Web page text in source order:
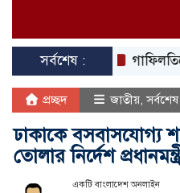
সর্বশেষ :গাফিলতিতে কঠোর
প্রচ্ছদ জাতীয়,সর্বশেষ
ঢাকাকে বসবাসযোগ্য
তোলার নির্দেশ
একটি বাংলাদেশ অনলাইন